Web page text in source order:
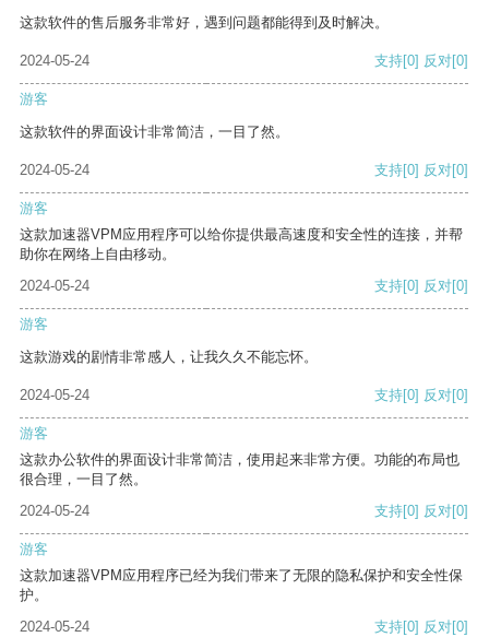
这款软件的售后服务非常好，遇到问题都能得到及时解决。
2024-05-24 支持[0] 反对[0]
游客
这款软件的界面设计非常简洁，一目了然。
2024-05-24 支持[0] 反对[0]
游客
这款加速器VPM应用程序可以给你提供最高速度和安全性的连接，并帮
助你在网络上自由移动。
2024-05-24
支持[0] 反对[0]
游客
这款游戏的剧情非常感人，让我久久不能忘怀。
2024-05-24 支持[0] 反对[0]
游客
这款办公软件的界面设计非常简洁，使用起来非常方便。功能的布局也
很合理，一目了然。
2024-05-24
支持[0] 反对[0]
游客
这款加速器VPM应用程序已经为我们带来了无限的隐私保护和安全性保
护。
2024-05-24
支持[0] 反对[0]